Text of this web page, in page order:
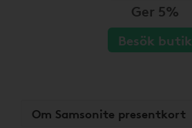
Ger 5%
Besök butik
Om Samsonite presentkort